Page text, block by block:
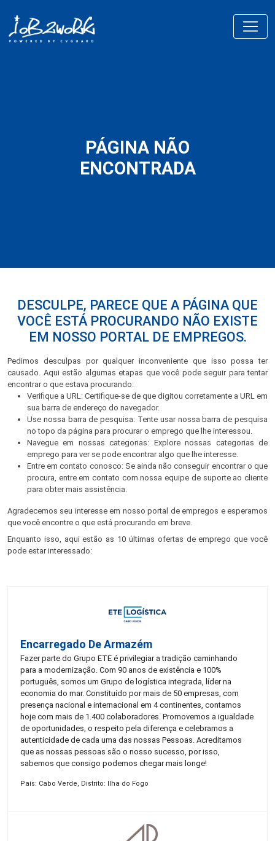
PÁGINA NÃO
ENCONTRADA
DESCULPE, PARECE QUE A PÁGINA QUE
VOCÊ ESTÁ PROCURANDO NÃO EXISTE
EM NOSSO PORTAL DE EMPREGOS.
Pedimos desculpas por qualquer inconveniente que isso possa ter
causado. Aqui estão algumas etapas que você pode seguir para tentar
encontrar o que estava procurando:
Verifique a URL: Certifique-se de que digitou corretamente a URL em
sua barra de endereço do navegador.
Use nossa barra de pesquisa: Tente usar nossa barra de pesquisa
no topo da página para procurar o emprego que lhe interessou.
Navegue em nossas categorias: Explore nossas categorias de
emprego para ver se pode encontrar algo que lhe interesse.
Entre em contato conosco: Se ainda não conseguir encontrar o que
procura, entre em contato com nossa equipe de suporte ao cliente
para obter mais assistência.
Agradecemos seu interesse em nosso portal de empregos e esperamos
que você encontre o que está procurando em breve.
Enquanto isso, aqui estão as 10 últimas ofertas de emprego que você
pode estar interessado:
Encarregado De Armazém
Fazer parte do Grupo ETE é privilegiar a tradição caminhando
para a modernização. Com 90 anos de existência e 100%
português, somos um Grupo de logística integrada, líder na
economia do mar. Constituído por mais de 50 empresas, com
presença nacional e internacional em 4 continentes, contamos
hoje com mais de 1.400 colaboradores. Promovemos a igualdade
de oportunidades, o respeito pela diferença e celebramos a
autenticidade de cada uma das nossas Pessoas. Acreditamos
que as nossas pessoas são o nosso sucesso, por isso,
sabemos que consigo podemos chegar mais longe!
País: Cabo Verde, Distrito: Ilha do Fogo